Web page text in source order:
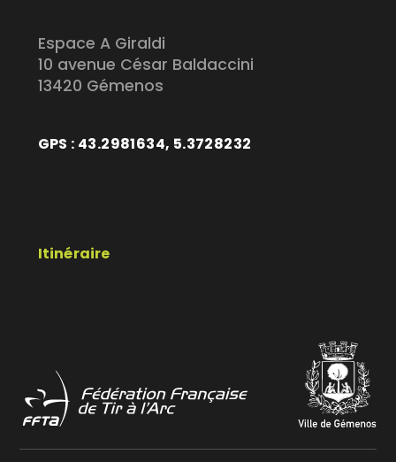
Espace A Giraldi
10 avenue César Baldaccini
13420 Gémenos
GPS : 43.2981634, 5.3728232
Itinéraire